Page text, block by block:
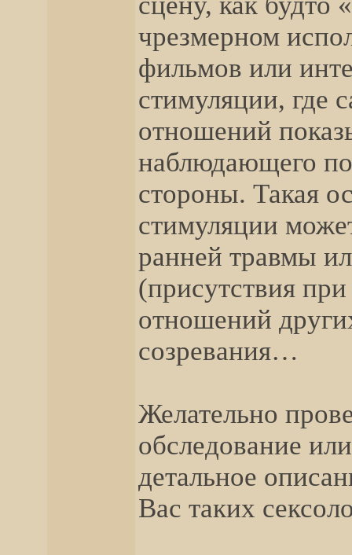
чрезмерном
фильмов или
стимуляции, где
отношений
наблюдающего
стороны. Такая
стимуляции
ранней травмы
(присутствия
отношений
созревания…
Желательно
обследование
детальное
Вас таких